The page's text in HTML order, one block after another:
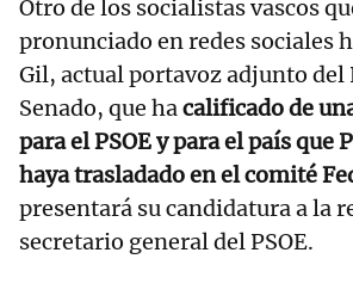
Otro de los socialistas vascos
pronunciado en redes sociales
Gil, actual portavoz adjunto del
Senado, que hacalificado de
para el PSOE y para el país que
haya trasladado en el comité
presentará su candidatura a la
secretario general del PSOE.